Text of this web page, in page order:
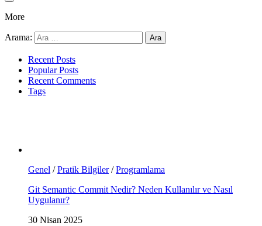
More
Arama:
Recent Posts
Popular Posts
Recent Comments
Tags
Genel /Pratik Bilgiler/Programlama
Git Semantic Commit Nedir? Neden Kullanılır ve Nasıl
Uygulanır?
30 Nisan 2025